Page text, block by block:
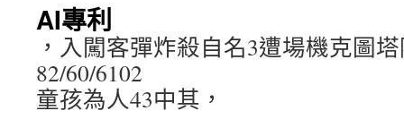
AI專利
，入闖客彈炸殺自名3遭場機克圖
82/60/6102
童孩為人43中其，